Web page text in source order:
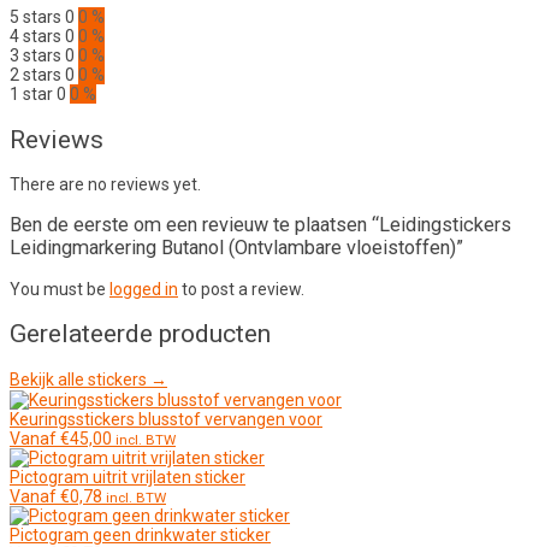
5 stars 0 0 %
4 stars 0 0 %
3 stars 0 0 %
2 stars 0 0 %
1 star0 0 %
Reviews
There are no reviews yet.
Ben de eerste om een revieuw te plaatsen “Leidingstickers
Leidingmarkering Butanol (Ontvlambare vloeistoffen)”
You must be logged in to post a review.
Gerelateerde producten
Bekijk alle stickers →
Keuringsstickers blusstof vervangen voor
Vanaf€45,00 incl. BTW
Pictogram uitrit vrijlaten sticker
Vanaf€0,78 incl. BTW
Pictogram geen drinkwater sticker